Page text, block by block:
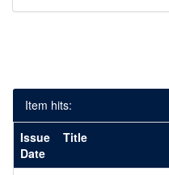
Item hits:
Issue
Date
Title